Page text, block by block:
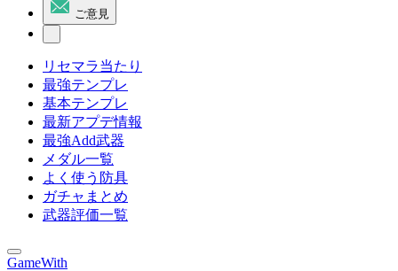
ご意見
リセマラ当たり
最強テンプレ
基本テンプレ
最新アプデ情報
最強Add武器
メダル一覧
よく使う防具
ガチャまとめ
武器評価一覧
GameWith